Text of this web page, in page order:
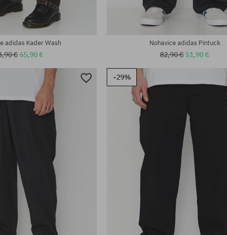
adidas Kader Wash
€65,90 €
Nohavice adidas Pintuck
82,90 € 51,90 €
-29%